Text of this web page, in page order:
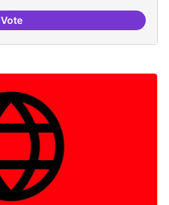
VoteCampanya de comunicació